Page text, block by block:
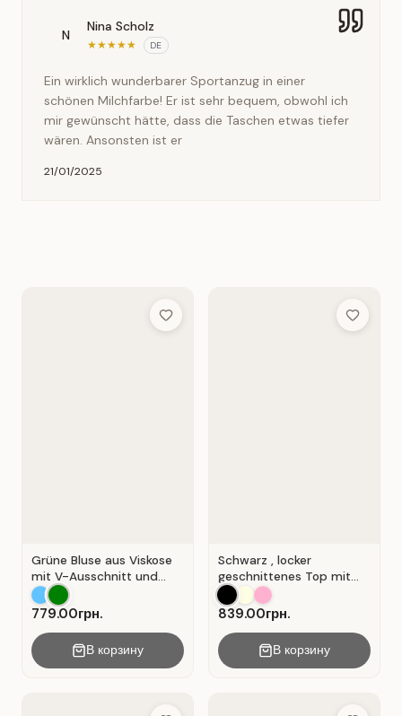
N
Nina Scholz
★★★★★ DE
Ein wirklich wunderbarer Sportanzug in einer
schönen Milchfarbe! Er ist sehr bequem, obwohl ich
mir gewünscht hätte, dass die Taschen etwas tiefer
wären. Ansonsten ist er
21/01/2025
Add to Wish List
Grüne Bluse aus Viskose
mit V-Ausschnitt und
Wickeloptik. Grün.
779.00грн.
В корзину
Add to
Schwarz , locker
geschnittenes Top mit
durchbrochener
Spitzeneinlage.
839.00грн.
В корзину